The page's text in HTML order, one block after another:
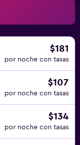
$181
por noche con tasas
$107
por noche con tasas
$134
por noche con tasas